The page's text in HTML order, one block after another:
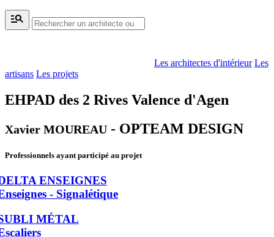
manage_search
Les architectes d'intérieur Les
artisans Les projets
EHPAD des 2 Rives Valence d'Agen
Xavier MOUREAU - OPTEAM DESIGN
Professionnels ayant participé au projet
ENSEIGNES
- Signalétique
MÉTAL